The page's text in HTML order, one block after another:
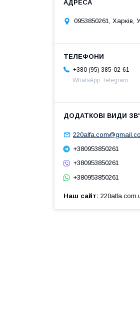
0953850261, Харків,
+380 (95) 385-02-61
WhatsApp. Telegram
+380953850261
+380953850261
+380953850261
Наш сайт